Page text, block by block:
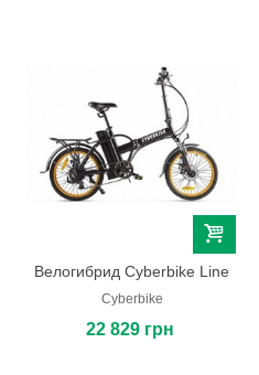
Велогибрид Cyberbike Line
Cyberbike
22 829 грн